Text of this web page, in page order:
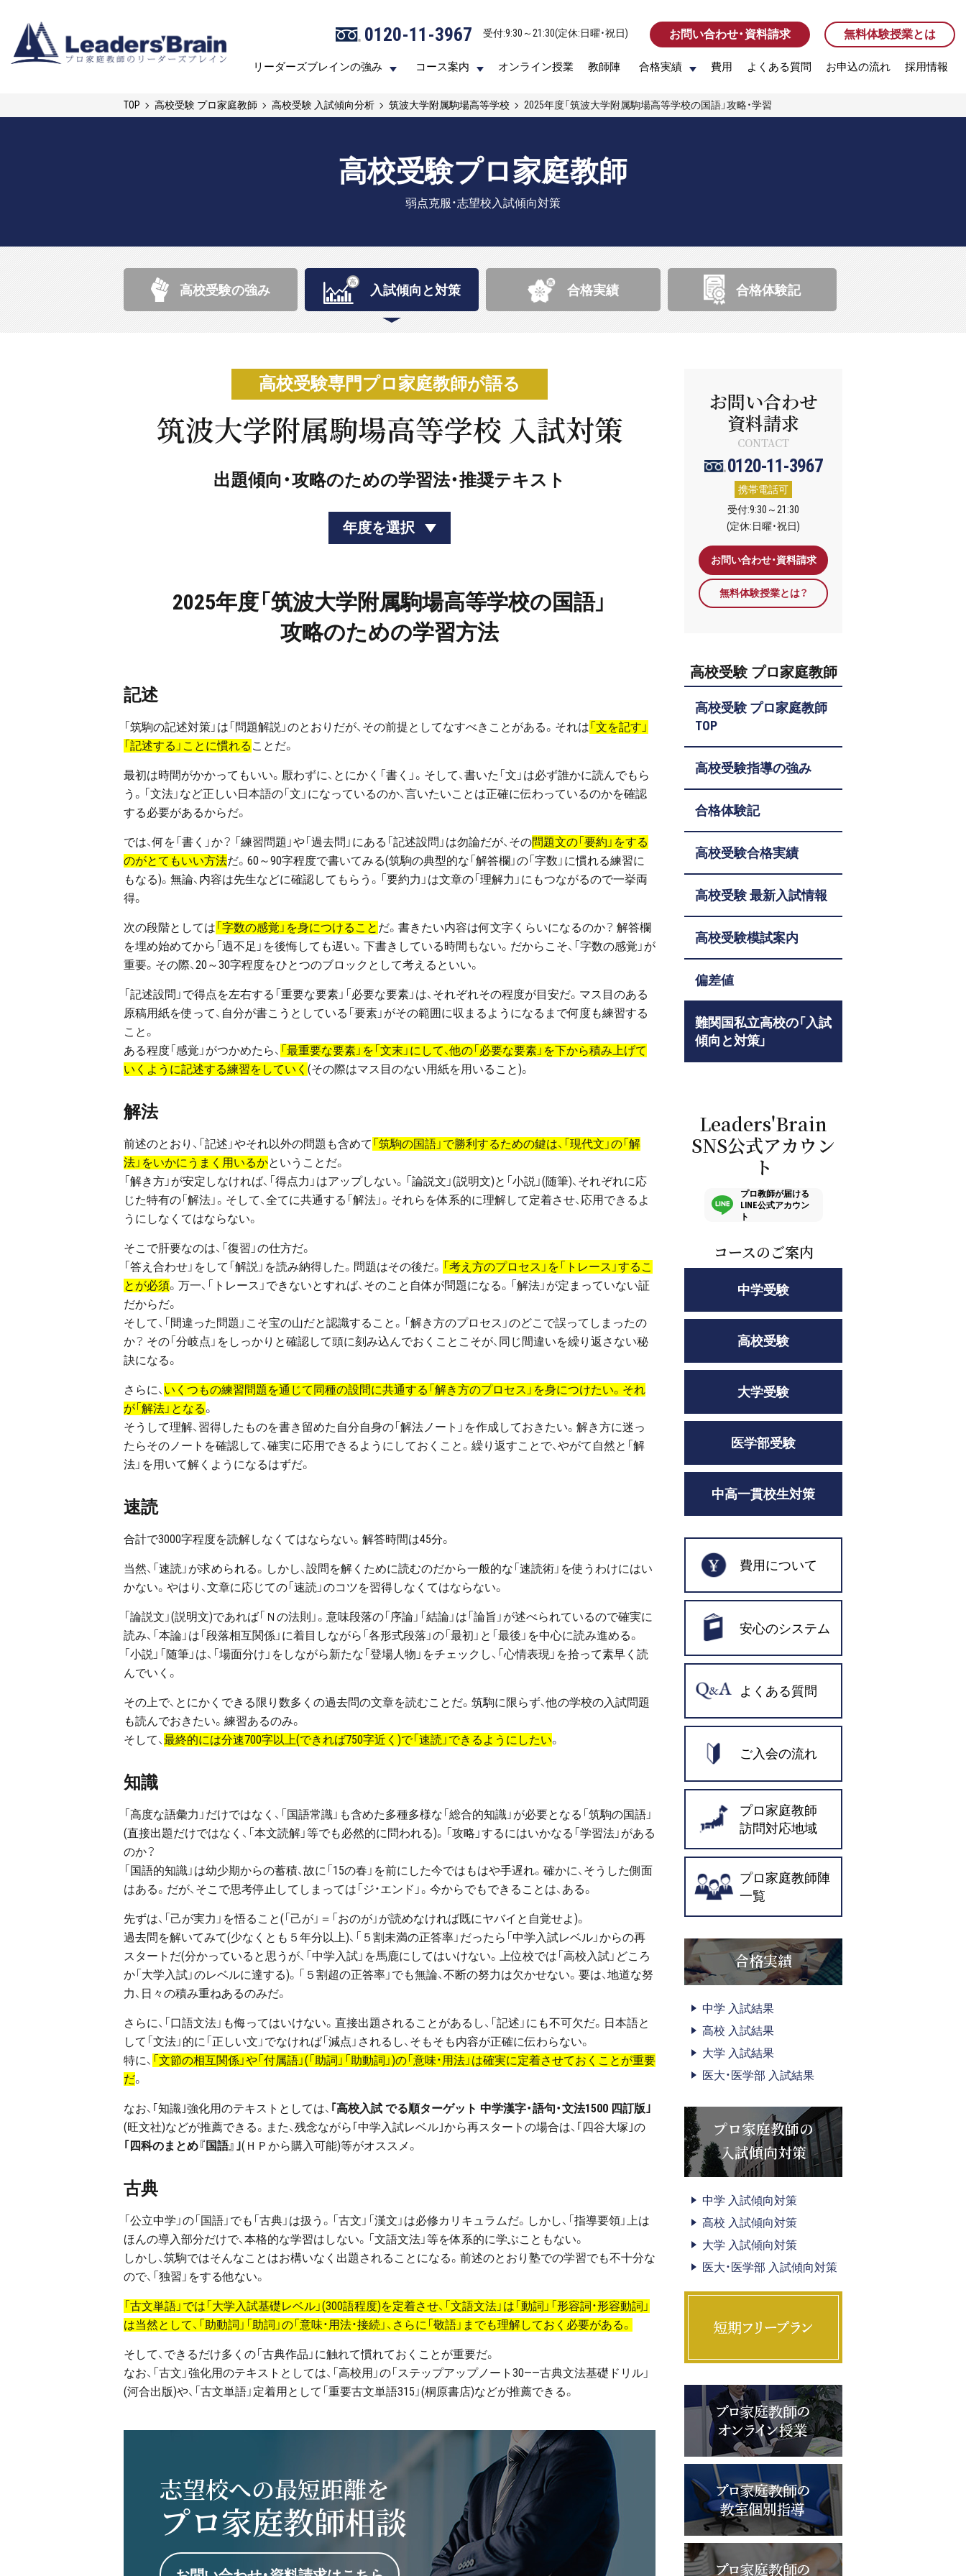
0120-11-3967 受付:9:30～21:30(定休:日曜・祝日) お問い合わせ・資料請求 無料体験授業とは
リーダーズブレインの強み コース案内 オンライン授業 教師陣 合格実績 費用 よくある質問 お申込の流れ 採用情報
0120-11-3967 受付:9:30～21:30(定休:日曜・祝日) お問い合わせ・資料請求 無料体験授業とは
リーダーズブレインの強み コース案内 オンライン授業 教師陣 合格実績 費用 よくある質問 お申込の流れ 採用情報
TOP 高校受験 プロ家庭教師 高校受験 入試傾向分析 筑波大学附属駒場高等学校 2025年度「筑波大学附属駒場高等学校の国語」攻略・学習
高校受験プロ家庭教師
弱点克服・志望校入試傾向対策
高校受験の強み 入試傾向と対策 合格実績 合格体験記
高校受験専門プロ家庭教師が語る
筑波大学附属駒場高等学校 入試対策
出題傾向・攻略のための学習法・推奨テキスト
年度を選択
2025年度「筑波大学附属駒場高等学校の国語」
攻略のための学習方法
記述
「筑駒の記述対策」は「問題解説」のとおりだが、その前提としてなすべきことがある。それは 「文を記す」
「記述する」ことに慣れる ことだ。
最初は時間がかかってもいい。厭わずに、とにかく「書く」。そして、書いた「文」は必ず誰かに読んでもら
う。「文法」など正しい日本語の「文」になっているのか、言いたいことは正確に伝わっているのかを確認
する必要があるからだ。
では、何を「書く」か？ 「練習問題」や「過去問」にある「記述設問」は勿論だが、その問題文の「要約」をする
のがとてもいい方法だ。60～90字程度で書いてみる(筑駒の典型的な「解答欄」の「字数」に慣れる練習に
もなる)。無論、内容は先生などに確認してもらう。「要約力」は文章の「理解力」にもつながるので一挙両
得。
次の段階としては 「字数の感覚」を身につけること だ。書きたい内容は何文字くらいになるのか？ 解答欄
を埋め始めてから「過不足」を後悔しても遅い。下書きしている時間もない。だからこそ、「字数の感覚」が
重要。その際、20～30字程度をひとつのブロックとして考えるといい。
「記述設問」で得点を左右する「重要な要素」「必要な要素」は、それぞれその程度が目安だ。マス目のある
原稿用紙を使って、自分が書こうとしている「要素」がその範囲に収まるようになるまで何度も練習する
こと。
ある程度「感覚」がつかめたら、 「最重要な要素」を「文末」にして、他の「必要な要素」を下から積み上げて
いくように記述する練習をしていく (その際はマス目のない用紙を用いること)。
解法
前述のとおり、「記述」やそれ以外の問題も含めて 「筑駒の国語」で勝利するための鍵は、「現代文」の「解
法」をいかにうまく用いるかということだ。
「解き方」が安定しなければ、「得点力」はアップしない。「論説文」(説明文)と「小説」(随筆)、それぞれに応
じた特有の「解法」。そして、全てに共通する「解法」。それらを体系的に理解して定着させ、応用できるよ
うにしなくてはならない。
そこで肝要なのは、「復習」の仕方だ。
「答え合わせ」をして「解説」を読み納得した。問題はその後だ。 「考え方のプロセス」を「トレース」するこ
とが必須。万一、「トレース」できないとすれば、そのこと自体が問題になる。「解法」が定まっていない証
だからだ。
そして、「間違った問題」こそ宝の山だと認識すること。「解き方のプロセス」のどこで誤ってしまったの
か？ その「分岐点」をしっかりと確認して頭に刻み込んでおくことこそが、同じ間違いを繰り返さない秘
訣になる。
さらに、 いくつもの練習問題を通じて同種の設問に共通する「解き方のプロセス」を身につけたい。それ
が「解法」となる。
そうして理解、習得したものを書き留めた自分自身の「解法ノート」を作成しておきたい。解き方に迷っ
たらそのノートを確認して、確実に応用できるようにしておくこと。繰り返すことで、やがて自然と「解
法」を用いて解くようになるはずだ。
速読
合計で3000字程度を読解しなくてはならない。解答時間は45分。
当然、「速読」が求められる。しかし、設問を解くために読むのだから一般的な「速読術」を使うわけにはい
かない。やはり、文章に応じての「速読」のコツを習得しなくてはならない。
「論説文」(説明文)であれば「Ｎの法則」。意味段落の「序論」「結論」は「論旨」が述べられているので確実に
読み、「本論」は「段落相互関係」に着目しながら「各形式段落」の「最初」と「最後」を中心に読み進める。
「小説」「随筆」は、「場面分け」をしながら新たな「登場人物」をチェックし、「心情表現」を拾って素早く読
んでいく。
その上で、とにかくできる限り数多くの過去問の文章を読むことだ。筑駒に限らず、他の学校の入試問題
も読んでおきたい。練習あるのみ。
そして、最終的には分速700字以上(できれば750字近く)で「速読」できるようにしたい。
知識
「高度な語彙力」だけではなく、「国語常識」も含めた多種多様な「総合的知識」が必要となる「筑駒の国語」
(直接出題だけではなく、「本文読解」等でも必然的に問われる)。「攻略」するにはいかなる「学習法」がある
のか？
「国語的知識」は幼少期からの蓄積、故に「15の春」を前にした今ではもはや手遅れ。確かに、そうした側面
はある。だが、そこで思考停止してしまっては「ジ・エンド」。今からでもできることは、ある。
先ずは、「己が実力」を悟ること(「己が」＝「おのが」が読めなければ既にヤバイと自覚せよ)。
過去問を解いてみて(少なくとも５年分以上)、「５割未満の正答率」だったら「中学入試レベル」からの再
スタートだ(分かっていると思うが、「中学入試」を馬鹿にしてはいけない。上位校では「高校入試」どころ
か「大学入試」のレベルに達する)。「５割超の正答率」でも無論、不断の努力は欠かせない。要は、地道な努
力、日々の積み重ねあるのみだ。
さらに、「口語文法」も侮ってはいけない。直接出題されることがあるし、「記述」にも不可欠だ。日本語と
して「文法」的に「正しい文」でなければ「減点」されるし、そもそも内容が正確に伝わらない。
特に、 「文節の相互関係」や「付属語」(「助詞」「助動詞」)の「意味・用法」は確実に定着させておくことが重要
だ。
なお、｢知識｣強化用のテキストとしては、 ｢高校入試 でる順ターゲット 中学漢字・語句・文法1500 四訂版｣
(旺文社)などが推薦できる。また、残念ながら｢中学入試レベル｣から再スタートの場合は、｢四谷大塚｣の
｢四科のまとめ『国語』｣(ＨＰから購入可能)等がオススメ。
古典
「公立中学」の「国語」でも「古典」は扱う。「古文」「漢文」は必修カリキュラムだ。しかし、「指導要領」上は
ほんの導入部分だけで、本格的な学習はしない。「文語文法」等を体系的に学ぶこともない。
しかし、筑駒ではそんなことはお構いなく出題されることになる。前述のとおり塾での学習でも不十分な
ので、「独習」をする他ない。
「古文単語」では「大学入試基礎レベル」(300語程度)を定着させ、「文語文法」は「動詞」「形容詞・形容動詞」
は当然として、「助動詞」「助詞」の「意味・用法・接続」、さらに「敬語」までも理解しておく必要がある。
そして、できるだけ多くの「古典作品」に触れて慣れておくことが重要だ。
なお、「古文」強化用のテキストとしては、「高校用」の「ステップアップノート30——古典文法基礎ドリル」
(河合出版)や、「古文単語」定着用として「重要古文単語315」(桐原書店)などが推薦できる。
志望校への最短距離を
プロ家庭教師相談
お問い合わせ
資料請求
CONTACT
0120-11-3967
携帯電話可
受付:9:30～21:30
(定休:日曜・祝日)
お問い合わせ・資料請求
無料体験授業とは？
高校受験 プロ家庭教師
高校受験 プロ家庭教師
TOP
高校受験指導の強み
合格体験記
高校受験合格実績
高校受験 最新入試情報
高校受験模試案内
偏差値
難関国私立高校の「入試
傾向と対策」
Leaders'Brain
SNS公式アカウン
ト
プロ教師が届ける
LINE公式アカウン
ト
コースのご案内
中学受験
高校受験
大学受験
医学部受験
中高一貫校生対策
費用について
安心のシステム
よくある質問
ご入会の流れ
プロ家庭教師
訪問対応地域
プロ家庭教師陣
一覧
合格実績
中学 入試結果
高校 入試結果
大学 入試結果
医大・医学部 入試結果
プロ家庭教師の
入試傾向対策
中学 入試傾向対策
高校 入試傾向対策
大学 入試傾向対策
医大・医学部 入試傾向対策